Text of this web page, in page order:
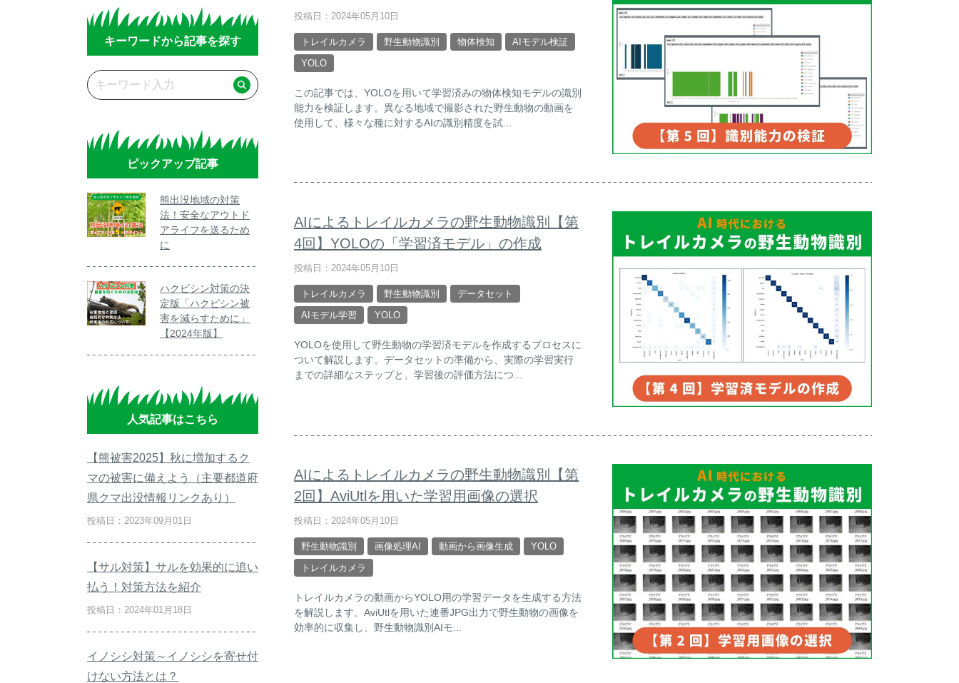
キーワードから記事を探す
ピックアップ記事
熊出没地域の対策
法！安全なアウトド
アライフを送るため
に
ハクビシン対策の決
定版「ハクビシン被
害を減らすために」
【2024年版】
人気記事はこちら
【熊被害2025】秋に増加するク
マの被害に備えよう（主要都道府
県クマ出没情報リンクあり）
投稿日：2023年09月01日
【サル対策】サルを効果的に追い
払う！対策方法を紹介
投稿日：2024年01月18日
イノシシ対策～イノシシを寄せ付
けない方法とは？
投稿日：2024年05月10日
トレイルカメラ 野生動物識別 物体検知
AIモデル検証
YOLO
この記事では、YOLOを用いて学習済みの物体検知モデルの識別
能力を検証します。異なる地域で撮影された野生動物の動画を
使用して、様々な種に対するAIの識別精度を試...
AIによるトレイルカメラの野生動物識別【第
4回】YOLOの「学習済モデル」の作成
投稿日：2024年05月10日
トレイルカメラ 野生動物識別
データセット
AIモデル学習
YOLO
YOLOを使用して野生動物の学習済モデルを作成するプロセスに
ついて解説します。データセットの準備から、実際の学習実行
までの詳細なステップと、学習後の評価方法につ...
AIによるトレイルカメラの野生動物識別【第
2回】AviUtlを用いた学習用画像の選択
投稿日：2024年05月10日
野生動物識別 画像処理AI 動画から画像生成
YOLO
トレイルカメラ
トレイルカメラの動画からYOLO用の学習データを生成する方法
を解説します。AviUtlを用いた連番JPG出力で野生動物の画像を
効率的に収集し、野生動物識別AIモ...